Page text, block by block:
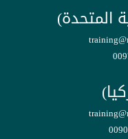
المتحدة)